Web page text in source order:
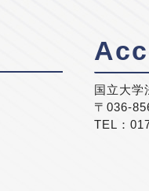
国立大
〒036-
TEL：